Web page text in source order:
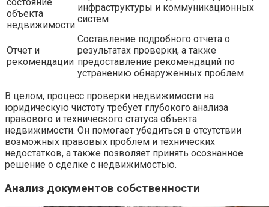
объекта
недвижимости
инфраструктуры и коммуникационных
систем
Отчет и
рекомендации
Составление подробного отчета о
результатах проверки, а также
предоставление рекомендаций по
устранению обнаруженных проблем
В целом, процесс проверки недвижимости на
юридическую чистоту требует глубокого анализа
правового и технического статуса объекта
недвижимости. Он помогает убедиться в отсутствии
возможных правовых проблем и технических
недостатков, а также позволяет принять осознанное
решение о сделке с недвижимостью.
Анализ документов собственности